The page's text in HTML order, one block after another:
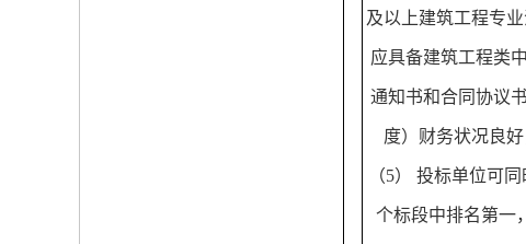
及以上建筑工程专
应具备建筑工程类
通知书和合同协议
度）财务状况良
（5） 投标单位可
个标段中排名第一